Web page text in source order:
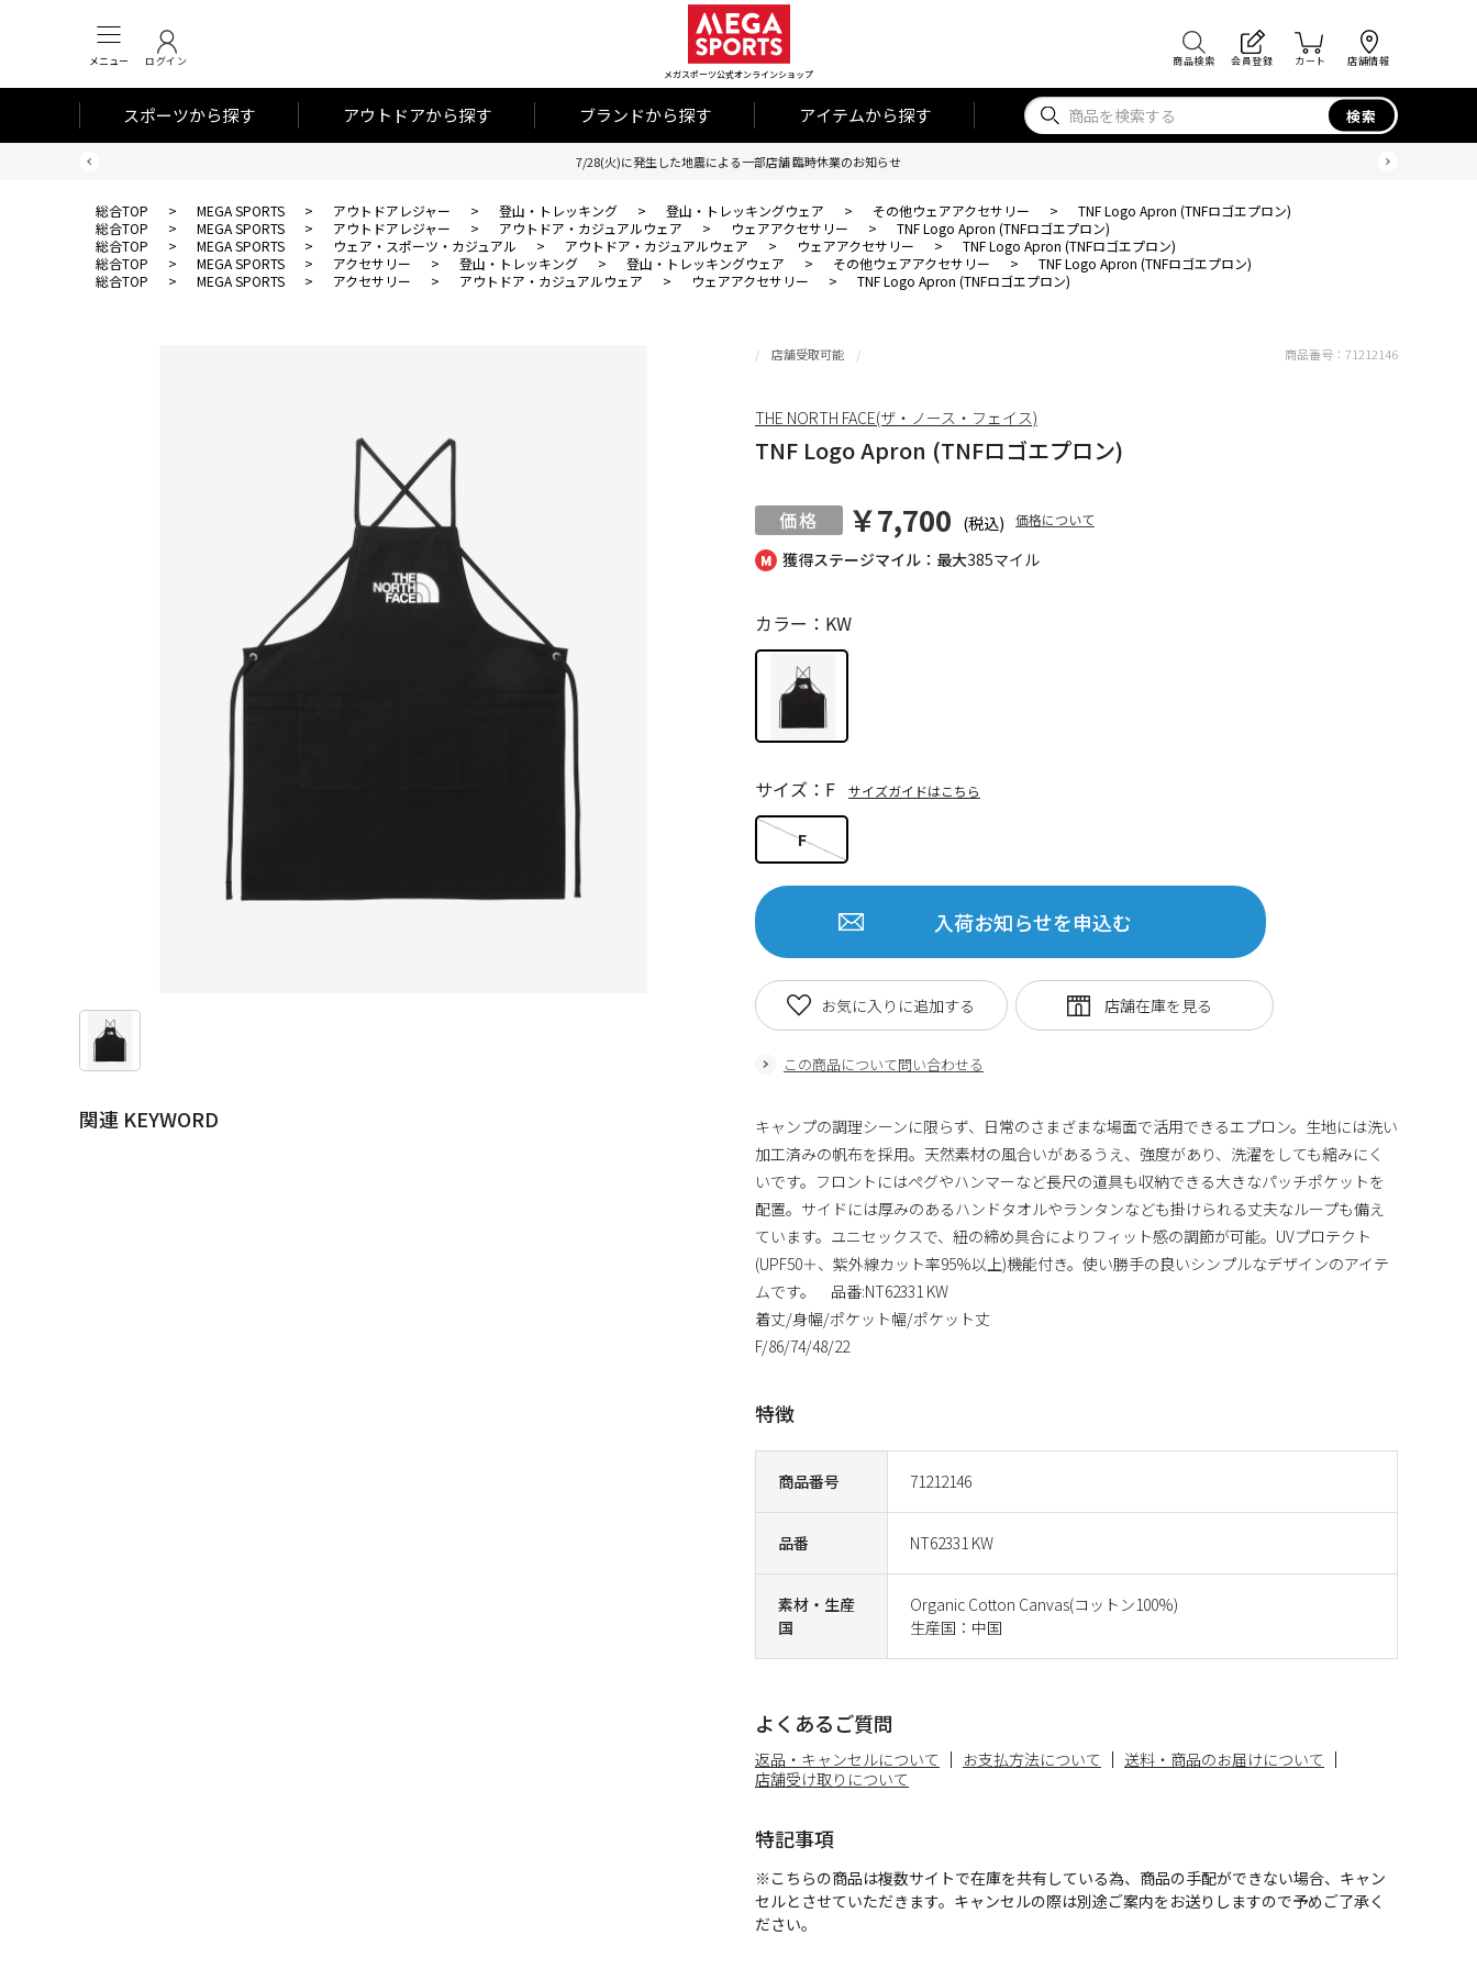
メニュー ログイン
メガスポーツ公式オンラインショップ
商品検索 会員登録 カート 店舗情報
スポーツから探す アウトドアから探す ブランドから探す アイテムから探す 検索
7/28(火)に発生した地震による一部店舗 臨時休業のお知らせ
総合TOP > MEGA SPORTS > アウトドアレジャー > 登山・トレッキング > 登山・トレッキングウェア > その他ウェアアクセサリー >
TNF Logo Apron (TNFロゴエプロン)
総合TOP
> MEGA SPORTS > アウトドアレジャー > アウトドア・カジュアルウェア > ウェアアクセサリー >
TNF Logo Apron (TNFロゴエプロン)
総合TOP
> MEGA SPORTS > ウェア・スポーツ・カジュアル > アウトドア・カジュアルウェア > ウェアアクセサリー >
TNF Logo Apron (TNFロゴエプロン)
総合TOP
> MEGA SPORTS > アクセサリー > 登山・トレッキング > 登山・トレッキングウェア > その他ウェアアクセサリー >
TNF Logo Apron (TNFロゴエプロン)
総合TOP
> MEGA SPORTS > アクセサリー > アウトドア・カジュアルウェア > ウェアアクセサリー > TNF Logo Apron (TNFロゴエプロン)
関連 KEYWORD
獲得ステージマイル：最大385マイル
店舗受取可能
TNF Logo Apron (TNFロゴエプロン)
￥7,700 (税込) 価格について
商品番号 71212146
品番 NT62331 KW
素材・生産
国
Organic Cotton Canvas(コットン100%)
生産国：中国
カラー：KW
F
サイズ：F サイズガイドはこちら
入荷お知らせを申込む
この商品について問い合わせる
お気に入りに追加する
商品番号： 71212146
THE NORTH FACE(ザ・ノース・フェイス)
キャンプの調理シーンに限らず、日常のさまざまな場面で活用できるエプロン。生地には洗い
加工済みの帆布を採用。天然素材の風合いがあるうえ、強度があり、洗濯をしても縮みにく
いです。フロントにはペグやハンマーなど長尺の道具も収納できる大きなパッチポケットを
配置。サイドには厚みのあるハンドタオルやランタンなども掛けられる丈夫なループも備え
ています。ユニセックスで、紐の締め具合によりフィット感の調節が可能。UVプロテクト
(UPF50＋、紫外線カット率95%以上)機能付き。使い勝手の良いシンプルなデザインのアイテ
ムです。 品番:NT62331 KW
着丈/身幅/ポケット幅/ポケット丈
F/86/74/48/22
特徴
よくあるご質問
返品・キャンセルについて お支払方法について
送料・商品のお届けについて
店舗受け取りについて
特記事項
※こちらの商品は複数サイトで在庫を共有している為、商品の手配ができない場合、キャン
セルとさせていただきます。キャンセルの際は別途ご案内をお送りしますので予めご了承く
ださい。